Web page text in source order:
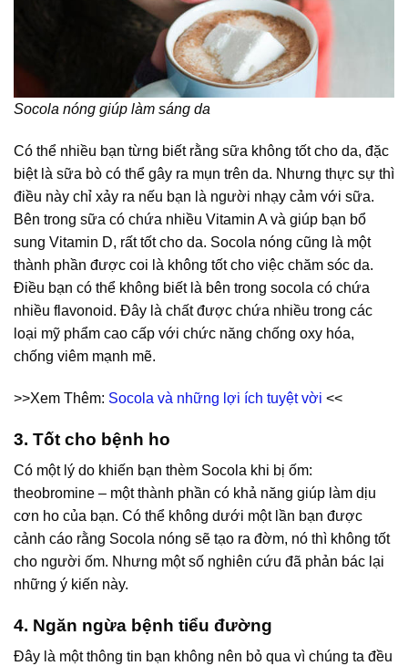
Socola nóng giúp làm sáng da
Có thể nhiều bạn từng biết rằng sữa không tốt cho da, đặc
biệt là sữa bò có thể gây ra mụn trên da. Nhưng thực sự thì
điều này chỉ xảy ra nếu bạn là người nhạy cảm với sữa.
Bên trong sữa có chứa nhiều Vitamin A và giúp bạn bổ
sung Vitamin D, rất tốt cho da. Socola nóng cũng là một
thành phần được coi là không tốt cho việc chăm sóc da.
Điều bạn có thể không biết là bên trong socola có chứa
nhiều flavonoid. Đây là chất được chứa nhiều trong các
loại mỹ phẩm cao cấp với chức năng chống oxy hóa,
chống viêm mạnh mẽ.
>>Xem Thêm: Socola và những lợi ích tuyệt vời <<
3. Tốt cho bệnh ho
Có một lý do khiến bạn thèm Socola khi bị ốm:
theobromine – một thành phần có khả năng giúp làm dịu
cơn ho của bạn. Có thể không dưới một lần bạn được
cảnh cáo rằng Socola nóng sẽ tạo ra đờm, nó thì không tốt
cho người ốm. Nhưng một số nghiên cứu đã phản bác lại
những ý kiến này.
4. Ngăn ngừa bệnh tiểu đường
Đây là một thông tin bạn không nên bỏ qua vì chúng ta đều